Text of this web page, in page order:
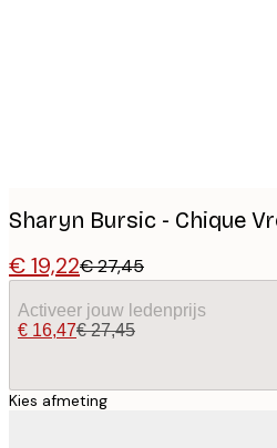
Sharyn Bursic - Chique
€ 19,22€ 27,45
Activeer jouw ledenprijs
€ 16,47€ 27,45
Kies afmeting